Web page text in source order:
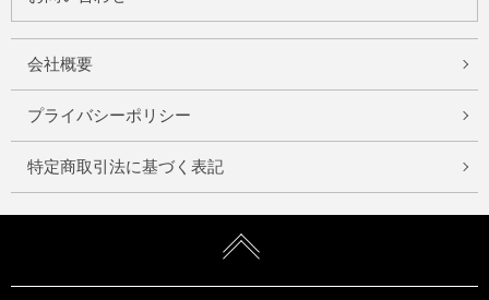
会社概要
プライバシーポリシー
特定商取引法に基づく表記